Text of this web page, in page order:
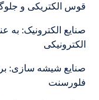
قوس الکتریکی و
صنایع الکترونیک:
الکترونیکی
صنایع شیشه سازی:
فلورسنت